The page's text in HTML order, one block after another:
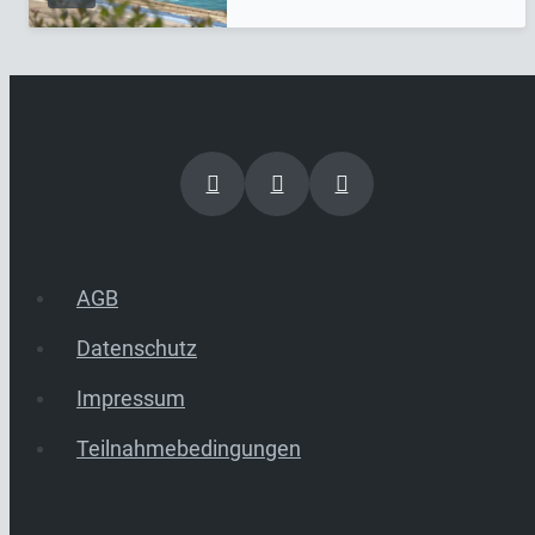
AGB
Datenschutz
Impressum
Teilnahmebedingungen